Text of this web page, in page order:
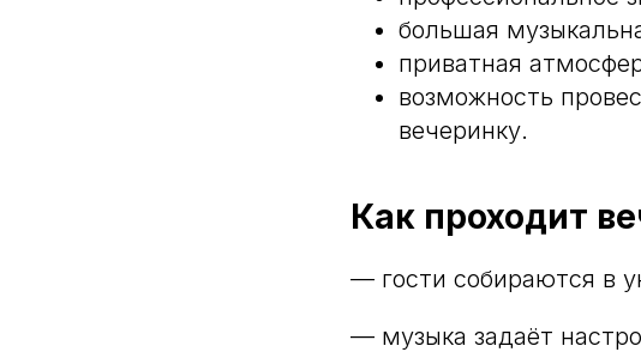
большая
приватная
возможность
вечеринку.
Как проходит
— гости собираются в
— музыка задаёт